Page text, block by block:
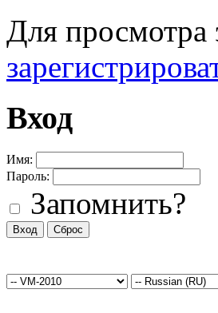
Для
Вход
Имя:
Пароль:
Запомнить?